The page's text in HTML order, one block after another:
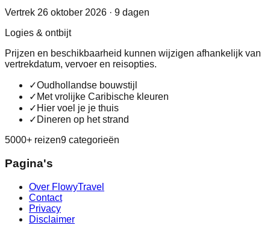
Vertrek 26 oktober 2026 · 9 dagen
Logies & ontbijt
Prijzen en beschikbaarheid kunnen wijzigen afhankelijk van
vertrekdatum, vervoer en reisopties.
✓Oudhollandse bouwstijl
✓ Met vrolijke Caribische kleuren
✓ Hier voel je je thuis
✓ Dineren op het strand
5000+ reizen9 categorieën
Pagina's
Over FlowyTravel
Contact
Privacy
Disclaimer